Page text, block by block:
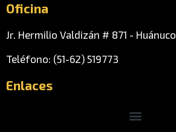
Oficina
Jr. Hermilio Valdizán # 871 - Huánuco
Teléfono: (51-62) 519773
Enlaces
Menu